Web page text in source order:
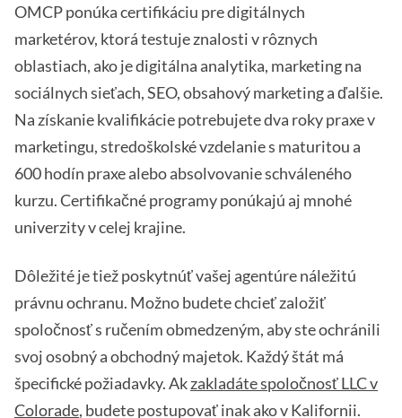
OMCP ponúka certifikáciu pre digitálnych
marketérov, ktorá testuje znalosti v rôznych
oblastiach, ako je digitálna analytika, marketing na
sociálnych sieťach, SEO, obsahový marketing a ďalšie.
Na získanie kvalifikácie potrebujete dva roky praxe v
marketingu, stredoškolské vzdelanie s maturitou a
600 hodín praxe alebo absolvovanie schváleného
kurzu. Certifikačné programy ponúkajú aj mnohé
univerzity v celej krajine.
Dôležité je tiež poskytnúť vašej agentúre náležitú
právnu ochranu. Možno budete chcieť založiť
spoločnosť s ručením obmedzeným, aby ste ochránili
svoj osobný a obchodný majetok. Každý štát má
špecifické požiadavky. Akzakladáte spoločnosť LLC v
Colorade, budete postupovať inak ako v Kalifornii.